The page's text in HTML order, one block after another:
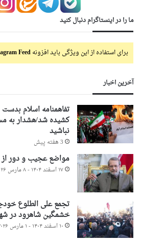
ما را در اینستاگرام دنبال کنید
برای استفاده از این ویژگی باید افزونهFeed
آخرین اخبار
تفاهمنامه اسلام
کشیده شد/هشدار به
نباشید
3 هفته پیش
مواضع عجیب و دور از
۱۷ اسفند ۱۴۰۴ - ۸ مارس ۲۰۲۶
تجمع علی الطلوع
خشمگین شاهرود در
۱۰ اسفند ۱۴۰۴ - ۱ مارس ۲۰۲۶